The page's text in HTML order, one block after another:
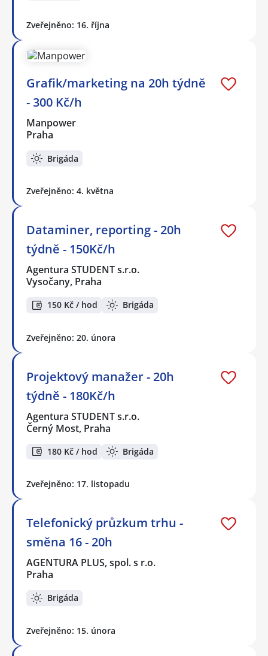
Zveřejněno: 16. října
Grafik/marketing na 20h týdně
- 300 Kč/h
Manpower
Praha
Brigáda
Zveřejněno: 4. května
Dataminer, reporting - 20h
týdně - 150Kč/h
Agentura STUDENT s.r.o.
Vysočany, Praha
150 Kč / hod Brigáda
Zveřejněno: 20. února
Projektový manažer - 20h
týdně - 180Kč/h
Agentura STUDENT s.r.o.
Černý Most, Praha
180 Kč / hod Brigáda
Zveřejněno: 17. listopadu
Telefonický průzkum trhu -
směna 16 - 20h
AGENTURA PLUS, spol. s r.o.
Praha
Brigáda
Zveřejněno: 15. února